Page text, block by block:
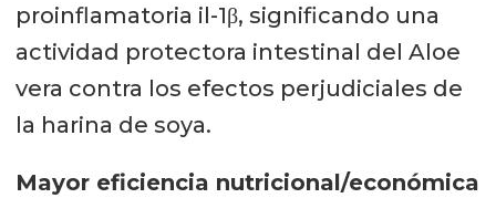
proinflamatoria il-1β, significando una
actividad protectora intestinal del Aloe
vera contra los efectos perjudiciales de
la harina de soya.
Mayor eficiencia nutricional/económica